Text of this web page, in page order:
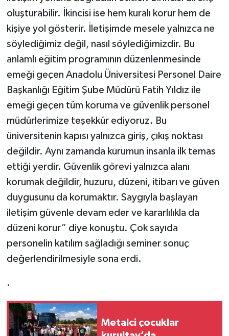
oluşturabilir. İkincisi ise hem kuralı korur hem de
kişiye yol gösterir. İletişimde mesele yalnızca ne
söylediğimiz değil, nasıl söylediğimizdir. Bu
anlamlı eğitim programının düzenlenmesinde
emeği geçen Anadolu Üniversitesi Personel Daire
Başkanlığı Eğitim Şube Müdürü Fatih Yıldız ile
emeği geçen tüm koruma ve güvenlik personel
müdürlerimize teşekkür ediyoruz. Bu
üniversitenin kapısı yalnızca giriş, çıkış noktası
değildir. Aynı zamanda kurumun insanla ilk temas
ettiği yerdir. Güvenlik görevi yalnızca alanı
korumak değildir, huzuru, düzeni, itibarı ve güven
duygusunu da korumaktır. Saygıyla başlayan
iletişim güvenle devam eder ve kararlılıkla da
düzeni korur” diye konuştu. Çok sayıda
personelin katılım sağladığı seminer sonuç
değerlendirilmesiyle sona erdi.
.
Metalci çocuklar